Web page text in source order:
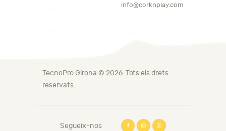
info@corknplay.com
TecnoPro Girona © 2026. Tots els drets
reservats.
Segueix-nos